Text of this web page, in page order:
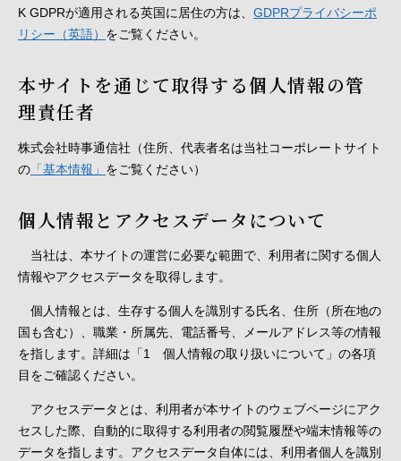
K GDPRが適用される英国に居住の方は、 GDPRプライバシーポ
リシー（英語） をご覧ください。
本サイトを通じて取得する個人情報の管
理責任者
株式会社時事通信社（住所、代表者名は当社コーポレートサイト
の 「基本情報」 をご覧ください）
個人情報とアクセスデータについて
当社は、本サイトの運営に必要な範囲で、利用者に関する個人
情報やアクセスデータを取得します。
個人情報とは、生存する個人を識別する氏名、住所（所在地の
国も含む）、職業・所属先、電話番号、メールアドレス等の情報
を指します。詳細は「1 個人情報の取り扱いについて」の各項
目をご確認ください。
アクセスデータとは、利用者が本サイトのウェブページにアク
セスした際、自動的に取得する利用者の閲覧履歴や端末情報等の
データを指します。アクセスデータ自体には、利用者個人を識別